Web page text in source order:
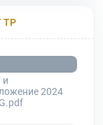
ТР
и
2024